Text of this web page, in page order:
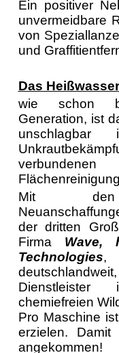
Ein positiver
unvermeidbare
von
und
Das
wie schon
Generation, ist
verbundenen
Mit den
der dritten
Firma Wave,
Technologies,
chemiefreien
Pro Maschine
erzielen.
angekommen!